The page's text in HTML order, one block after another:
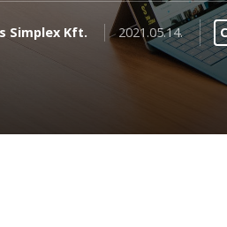
Simplex Kft. 2021.05.14.